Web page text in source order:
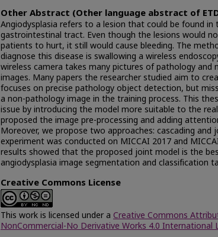
Other Abstract (Other language abstract of
Angiodysplasia refers to a lesion that could be found in
gastrointestinal tract. Even though the lesions would
patients to hurt, it still would cause bleeding. The
diagnose this disease is swallowing a wireless
wireless camera takes many pictures of pathology and
images. Many papers the researcher studied aim to
focuses on precise pathology object detection, but
a non-pathology image in the training process. This
issue by introducing the model more suitable to the
proposed the image pre-processing and adding
Moreover, we propose two approaches: cascading and
experiment was conducted on MICCAI 2017 and
results showed that the proposed joint model is the
angiodysplasia image segmentation and classification
Creative Commons License
This work is licensed under a Creative Commons
NonCommercial-No Derivative Works 4.0 International